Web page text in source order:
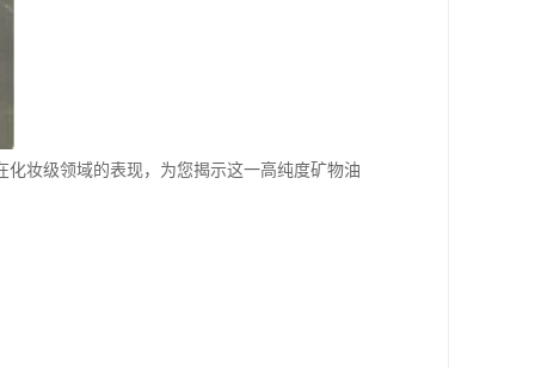
妆级领域的表现，为您揭示这一高纯度矿物油